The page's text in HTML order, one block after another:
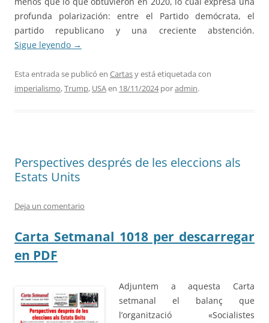
profunda polarización: entre el Partido demócrata, el
partido republicano y una creciente abstención.
Sigue leyendo →
Esta entrada se publicó en Cartasy está etiquetada con
imperialismo,Trump, USAen 18/11/2024poradmin.
Perspectives després de les eleccions als
Estats Units
Deja un comentario
Carta Setmanal 1018 per descarregar
en PDF
Adjuntem a aquesta Carta
setmanal el balanç que
l’organització «Socialistes